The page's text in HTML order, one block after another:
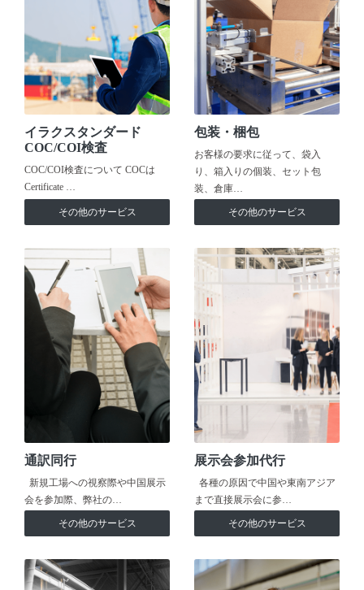
イラクスタンダード
COC/COI検査
COC/COI検査について COCは
Certificate …
その他のサービス
包装・梱包
お客様の要求に従って、袋入
り、箱入りの個装、セット包
装、倉庫…
その他のサービス
通訳同行
新規工場への視察際や中国展示
会を参加際、弊社の…
その他のサービス
展示会参加代行
各種の原因で中国や東南アジア
まで直接展示会に参…
その他のサービス